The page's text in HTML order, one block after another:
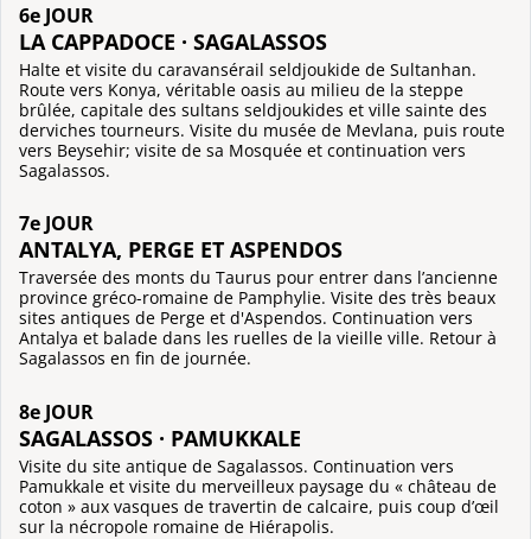
6e JOUR
LA CAPPADOCE · SAGALASSOS
Halte et visite du caravansérail seldjoukide de Sultanhan.
Route vers Konya, véritable oasis au milieu de la steppe
brûlée, capitale des sultans seldjoukides et ville sainte des
derviches tourneurs. Visite du musée de Mevlana, puis route
vers Beysehir; visite de sa Mosquée et continuation vers
Sagalassos.
7e JOUR
ANTALYA, PERGE ET ASPENDOS
Traversée des monts du Taurus pour entrer dans l’ancienne
province gréco-romaine de Pamphylie. Visite des très beaux
sites antiques de Perge et d'Aspendos. Continuation vers
Antalya et balade dans les ruelles de la vieille ville. Retour à
Sagalassos en fin de journée.
8e JOUR
SAGALASSOS · PAMUKKALE
Visite du site antique de Sagalassos. Continuation vers
Pamukkale et visite du merveilleux paysage du « château de
coton » aux vasques de travertin de calcaire, puis coup d’œil
sur la nécropole romaine de Hiérapolis.